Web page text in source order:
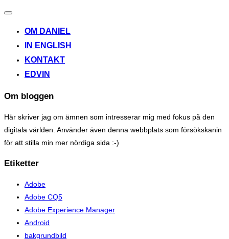
Toggle
OM DANIEL
IN ENGLISH
KONTAKT
EDVIN
Om bloggen
Här skriver jag om ämnen som intresserar mig med fokus på den
digitala världen. Använder även denna webbplats som försökskanin
för att stilla min mer nördiga sida :-)
Etiketter
Adobe
Adobe CQ5
Adobe Experience Manager
Android
bakgrundbild